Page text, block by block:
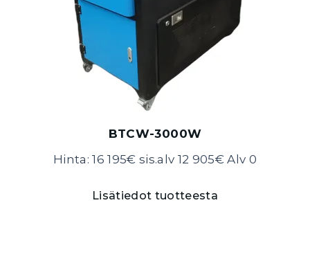
BTCW-3000W
Hinta: 16 195€ sis.alv 12 905€ Alv 0
Lisätiedot tuotteesta